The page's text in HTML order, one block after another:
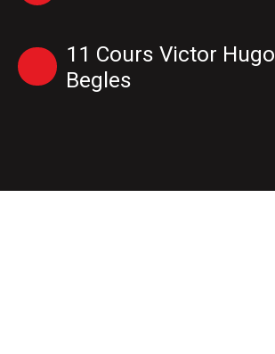
11 Cours Victor Hugo
Begles